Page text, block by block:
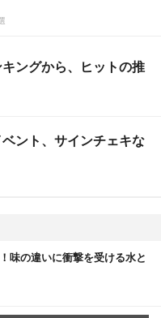
ングから、ヒットの推
ント、サインチェキな
味の違いに衝撃を受ける水と